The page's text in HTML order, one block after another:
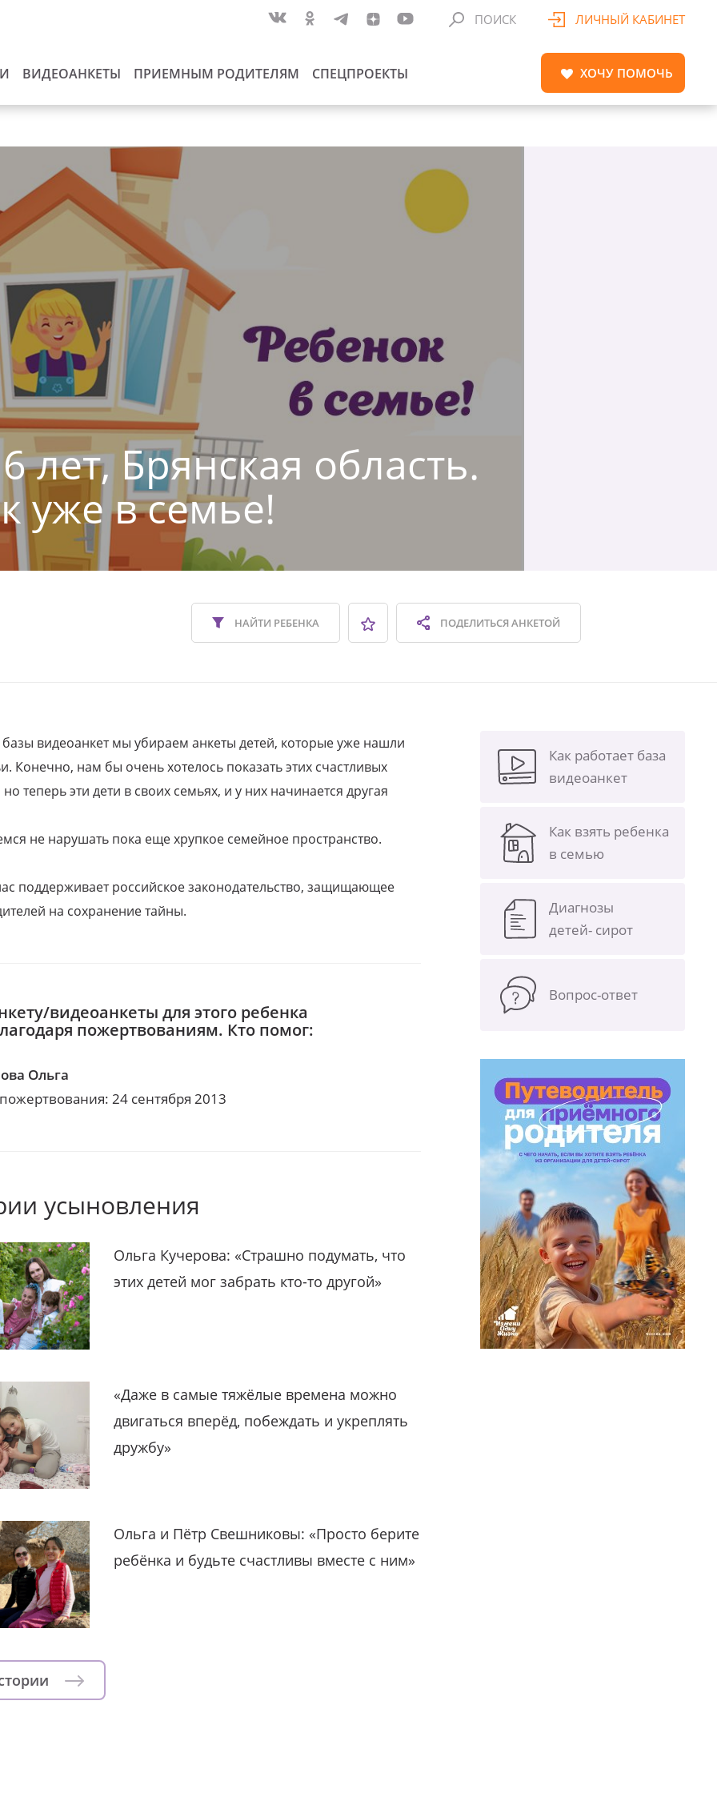
ВИДЕОАНКЕТЫ ПРИЕМНЫМ РОДИТЕЛЯМ СПЕЦПРОЕКТЫ
ПОИСК ЛИЧНЫЙ КАБИНЕТ
ХОЧУ ПОМОЧЬ
лет, Брянская область.
уже в семье!
ПОДЕЛИТЬСЯАНКЕТОЙ
НАЙТИ РЕБЕНКА
видеоанкет мы убираем анкеты детей, которые уже нашли
Конечно, нам бы очень хотелось показать этих счастливых
теперь эти дети в своих семьях, и у них начинается другая
не нарушать пока еще хрупкое семейное пространство.
поддерживает российское законодательство, защищающее
на сохранение тайны.
видеоанкеты для этого ребенка
пожертвованиям. Кто помог:
Ольга
24 сентября 2013
усыновления
Ольга Кучерова: «Страшно подумать, что
этих детей мог забрать кто-то другой»
«Даже в самые тяжёлые времена можно
двигаться вперёд, побеждать и укреплять
дружбу»
Ольга и Пётр Свешниковы: «Просто берите
ребёнка и будьте счастливы вместе с ним»
Как работает база
видеоанкет
Как взять ребенка
в семью
Диагнозы
детей- сирот
Вопрос-ответ